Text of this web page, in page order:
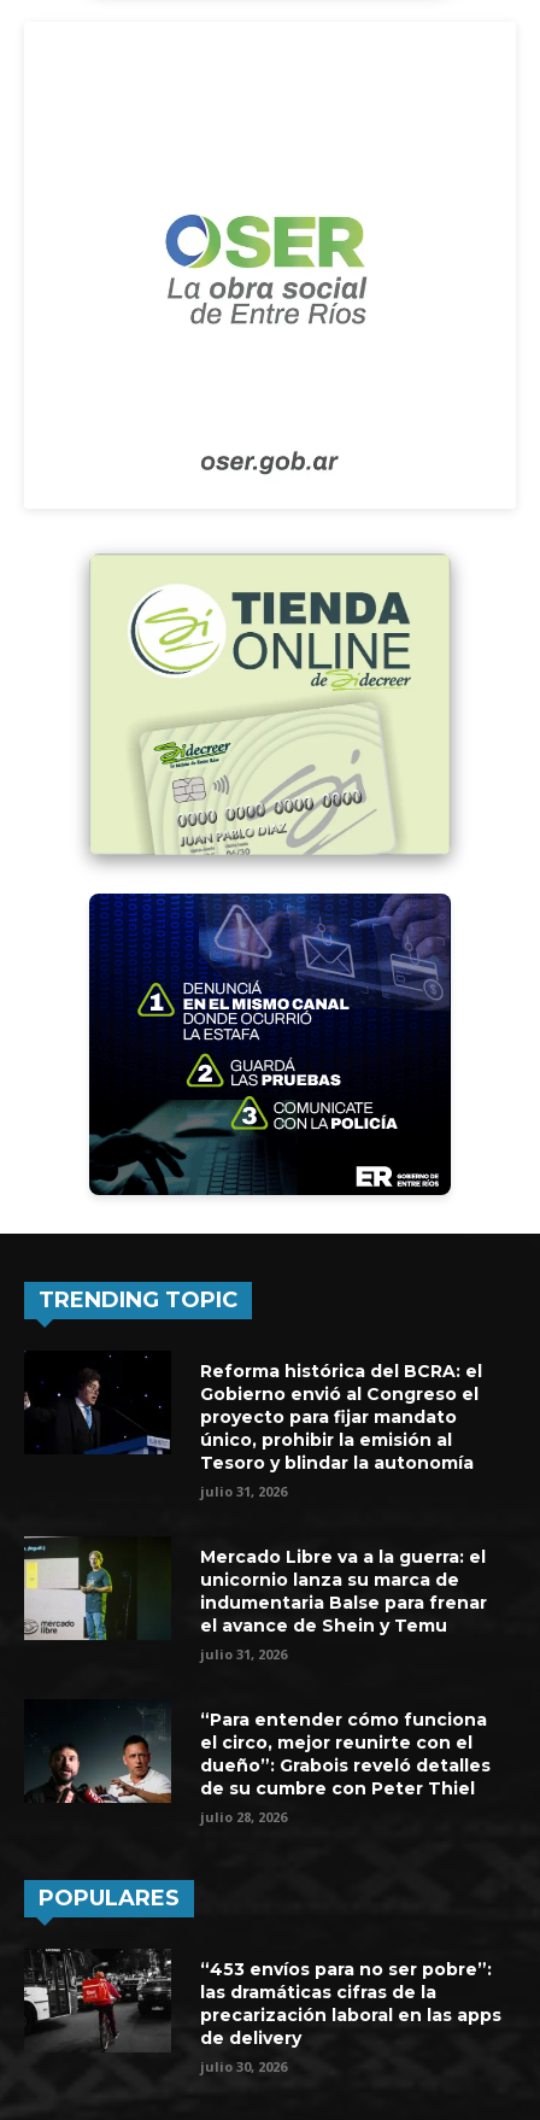
TRENDING TOPIC
Reforma histórica del BCRA: el
Gobierno envió al Congreso el
proyecto para fijar mandato
único, prohibir la emisión al
Tesoro y blindar la autonomía
julio 31, 2026
Mercado Libre va a la guerra: el
unicornio lanza su marca de
indumentaria Balse para frenar
el avance de Shein y Temu
julio 31, 2026
“Para entender cómo funciona
el circo, mejor reunirte con el
dueño”: Grabois reveló detalles
de su cumbre con Peter Thiel
julio 28, 2026
POPULARES
“453 envíos para no ser pobre”:
las dramáticas cifras de la
precarización laboral en las apps
de delivery
julio 30, 2026